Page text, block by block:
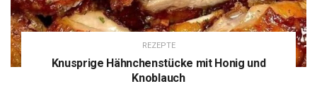
REZEPTE
Knusprige Hähnchenstücke mit Honig und
Knoblauch